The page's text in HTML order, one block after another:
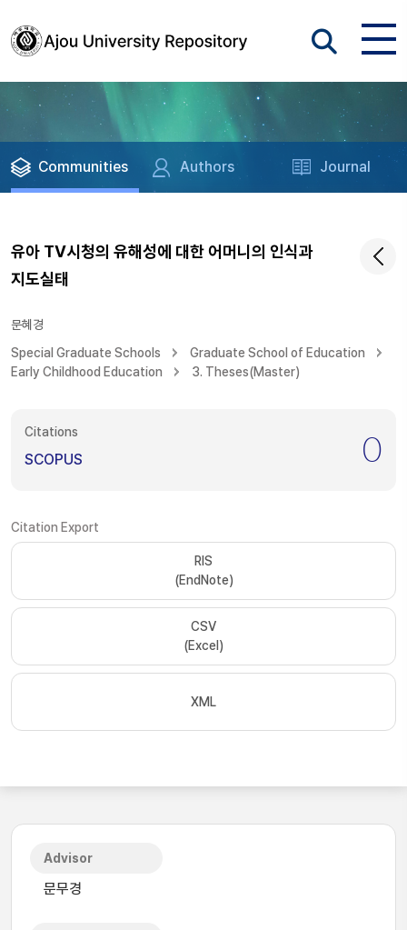
Communities Authors Journal
유아 TV시청의 유해성에 대한 어머니의 인식과
지도실태
문혜경
Special Graduate Schools
Graduate School of Education
Early Childhood Education
3. Theses(Master)
Citations
SCOPUS 0
Citation Export
RIS
(EndNote)
CSV
(Excel)
XML
Advisor
문무경